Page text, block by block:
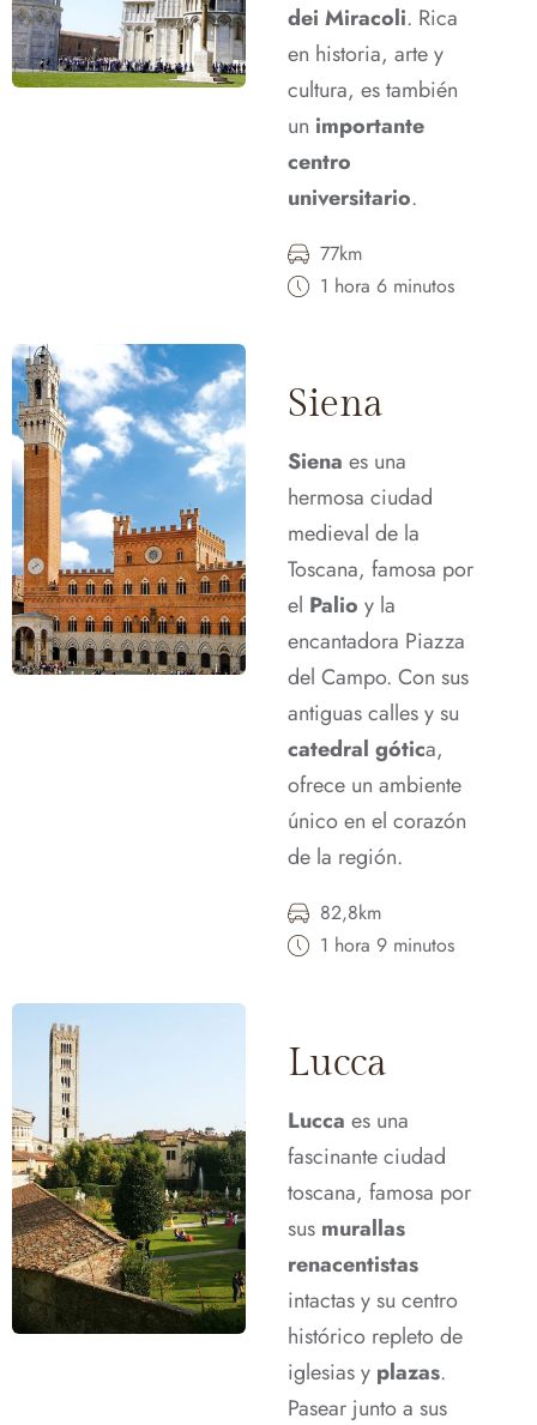
dei Miracoli. Rica
en historia, arte y
cultura, es también
un importante
centro
universitario.
77km
1 hora 6 minutos
Siena
Siena es una
hermosa ciudad
medieval de la
Toscana, famosa por
el Palio y la
encantadora Piazza
del Campo. Con sus
antiguas calles y su
catedral gótica,
ofrece un ambiente
único en el corazón
de la región.
82,8km
1 hora 9 minutos
Lucca
Lucca es una
fascinante ciudad
toscana, famosa por
sus murallas
renacentistas
intactas y su centro
histórico repleto de
iglesias y plazas.
Pasear junto a sus